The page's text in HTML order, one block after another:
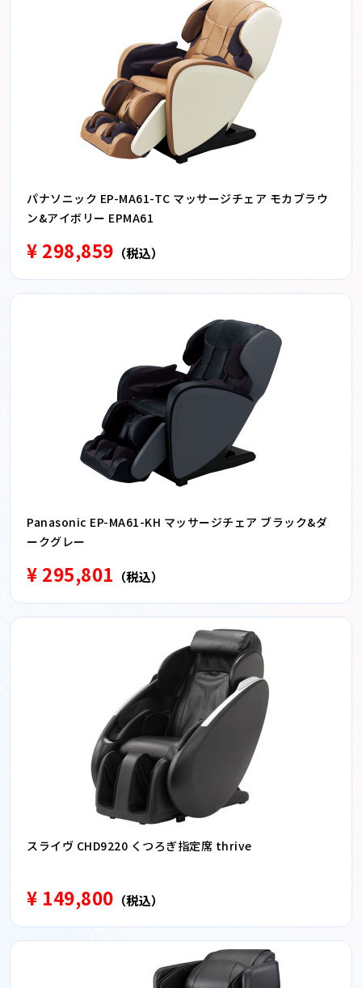
パナソニック EP-MA61-TC マッサージチェア モカブラウ
ン&アイボリー EPMA61
¥ 298,859 （税込）
Panasonic EP-MA61-KH マッサージチェア ブラック&ダ
ークグレー
¥ 295,801 （税込）
スライヴ CHD9220 くつろぎ指定席 thrive
¥ 149,800 （税込）